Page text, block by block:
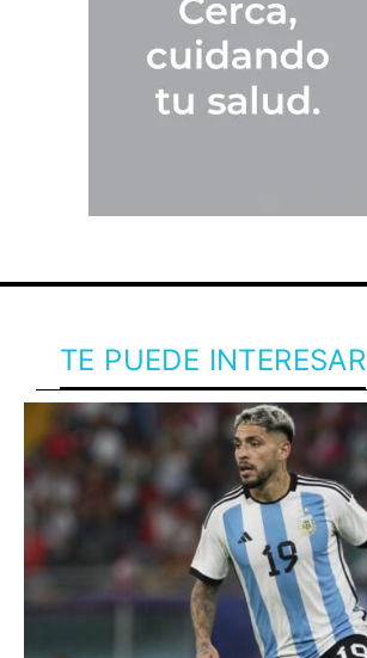
TE PUEDE INTERESAR